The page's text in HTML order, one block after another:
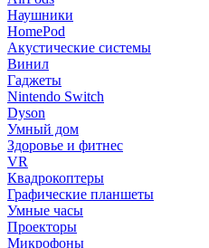
Наушники
HomePod
Акустические системы
Винил
Гаджеты
Nintendo Switch
Dyson
Умный дом
Здоровье и фитнес
VR
Квадрокоптеры
Графические планшеты
Умные часы
Проекторы
Микрофоны